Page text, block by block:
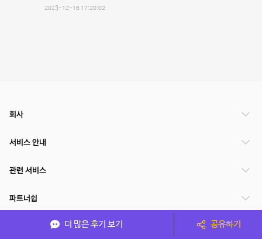
2023-12-16 17:20:02
더 많은 후기 보기 공유하기
회사
서비스 안내
관련 서비스
파트너쉽
서비스 제공 국가